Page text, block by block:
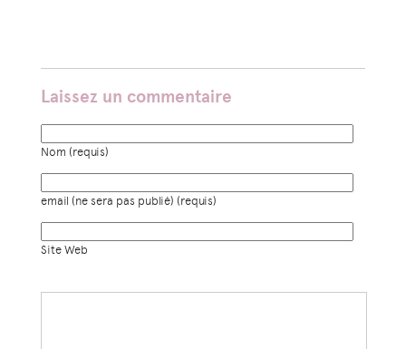
Laissez un commentaire
Nom (requis)
email (ne sera pas publié) (requis)
Site Web